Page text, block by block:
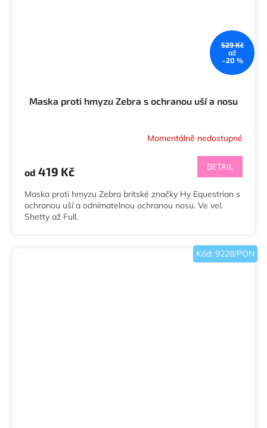
529 Kč
až
–20 %
Maska proti hmyzu Zebra s ochranou uší a nosu
Momentálně nedostupné
od 419 Kč DETAIL
Maska proti hmyzu Zebra britské značky Hy Equestrian s
ochranou uší a odnímatelnou ochranou nosu. Ve vel.
Shetty až Full.
Kód: 9228/PON